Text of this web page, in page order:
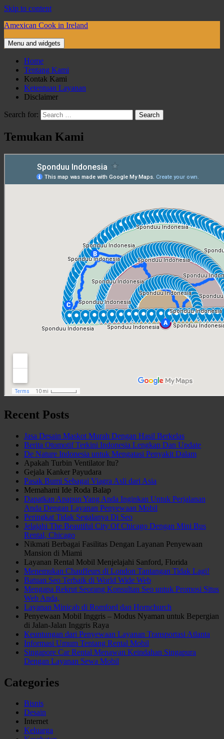
Skip to content
Amexican Cook in Ireland
Menu and widgets
Home
Tentang Kami
Kontak Kami
Ketentuan Layanan
Disclaimer
Search for:
Temukan Kami
Recent Posts
Jasa Desain Maskot Murah Dengan Hasil Berkelas
Berita Otomotif Terkini Indonesia Lengkap Dan Update
De Nature Indonesia untuk Mengatasi Penyakit Dalam
Apakah Turbin Ventilator Itu?
Gejala Kanker Payudara
Pasak Bumi Sebagai Viagra Asli dari Asia
Memahami Ide Roda Balap
Dapatkan Apapun Yang Anda Inginkan Untuk Perjalanan
Anda Dengan Layanan Penyewaan Mobil
Peringkat Tidak Segalanya Di Seo
Jelajahi The Beautiful City Of Chicago Dengan Mini Bus
Rental, Chicago
Nikmati Berbagai Fasilitas Dengan Layanan Penyewaan
Mansion di Miami
Layanan Rental Mobil Menjelajahi Sanford, Florida
Menemukan Chauffeurs di London Tantangan Tidak Lagi!
Batuan Seo Terbaik di World Wide Web
Mengapa Rekrut Seorang Konsultan Seo untuk Promosi Situs
Web Anda,
Layanan Minicab di Romford dan Hornchurch
Penyewaan Mobil Inggris – Modus Nyaman untuk Bepergian
di Jalan-Jalan Inggris Raya
Keuntungan dari Penyewaan Layanan Transportasi Atlanta
Informasi Umum Tentang Rental Mobil
Singapore Car Rental Menawan Keindahan Singapura
Dengan Layanan Sewa Mobil
Categories
Bisnis
Desain
Internet
Keluarga